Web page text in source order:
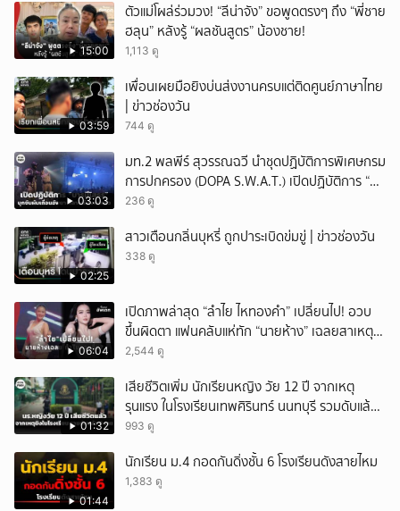
15:00
ตัวแม่โผล่ร่วมวง! “ลีน่าจัง” ขอพูดตรงๆ ถึง “พี่ชาย
ฮลุน” หลังรู้ “ผลชันสูตร” น้องชาย!
1,113 ดู
03:59
เพื่อนเผยมือยิงบ่นส่งงานครบแต่ติดศูนย์ภาษาไทย
| ข่าวช่องวัน
744 ดู
03:03
มท.2 พลพีร์ สุวรรณฉวี นำชุดปฏิบัติการพิเศษกรม
การปกครอง (DOPA S.W.A.T.) เปิดปฏิบัติการ “บา
รมีโสธร” บุกจับผับเถื่อนอัพยา กลางเมืองแปดริ้ว
236 ดู
02:25
สาวเตือนกลิ่นบุหรี่ ถูกปาระเบิดข่มขู่ | ข่าวช่องวัน
338 ดู
06:04
เปิดภาพล่าสุด “ลำไย ไหทองคำ” เปลี่ยนไป! อวบ
ขึ้นผิดตา แฟนคลับแห่ทัก “นายห้าง” เฉลยสาเหตุ
ชัด!
2,544 ดู
01:32
เสียชีวิตเพิ่ม นักเรียนหญิง วัย 12 ปี จากเหตุ
รุนแรง ในโรงเรียนเทพศิรินทร์ นนทบุรี รวมดับแล้ว
9 ราย
993 ดู
01:44
นักเรียน ม.4 กอดกันดิ่งชั้น 6 โรงเรียนดังสายไหม
1,383 ดู